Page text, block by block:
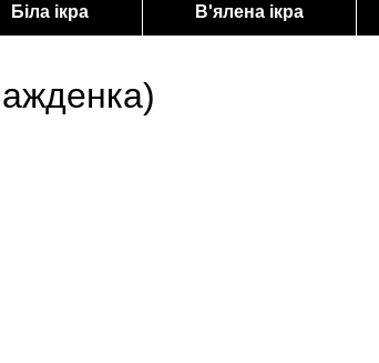
Біла ікра В'ялена ікра